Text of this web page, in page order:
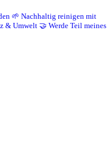
🌱 Nachhaltig reinigen mit
& Umwelt 🤝 Werde Teil meines